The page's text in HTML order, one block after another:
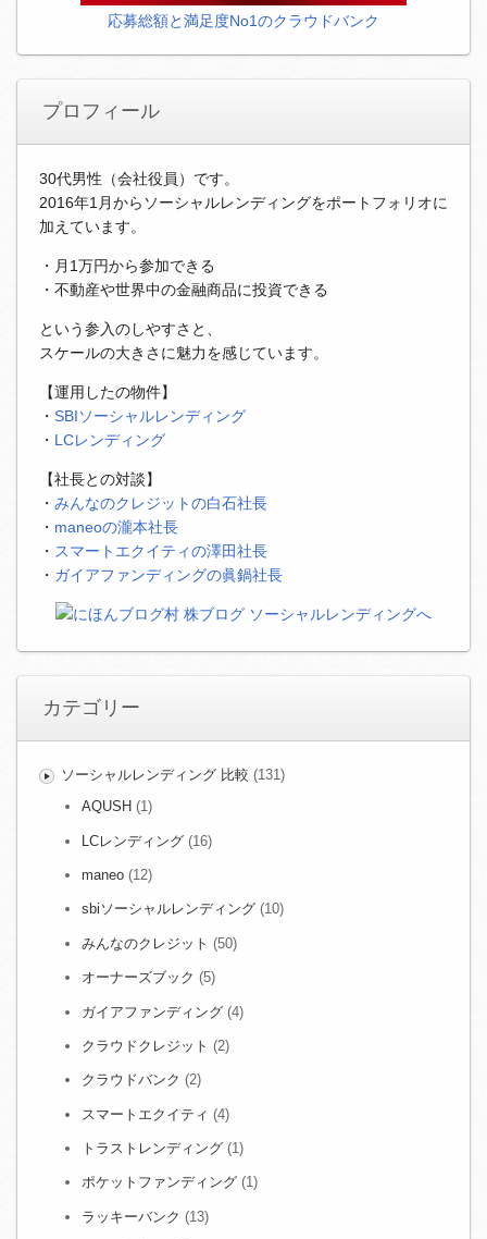
応募総額と満足度No1のクラウドバンク
プロフィール
30代男性（会社役員）です。
2016年1月からソーシャルレンディングをポートフォリオに
加えています。
・月1万円から参加できる
・不動産や世界中の金融商品に投資できる
という参入のしやすさと、
スケールの大きさに魅力を感じています。
【運用したの物件】
・ SBIソーシャルレンディング
・ LCレンディング
【社長との対談】
・ みんなのクレジットの白石社長
・ maneoの瀧本社長
・ スマートエクイティの澤田社長
・ ガイアファンディングの眞鍋社長
カテゴリー
ソーシャルレンディング 比較 (131)
AQUSH (1)
LCレンディング (16)
maneo (12)
sbiソーシャルレンディング (10)
みんなのクレジット (50)
オーナーズブック (5)
ガイアファンディング (4)
クラウドクレジット (2)
クラウドバンク (2)
スマートエクイティ (4)
トラストレンディング (1)
ポケットファンディング (1)
ラッキーバンク (13)